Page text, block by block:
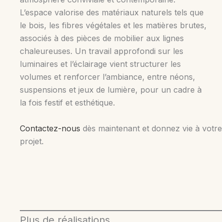
L’espace valorise des matériaux naturels tels que
le bois, les fibres végétales et les matières brutes,
associés à des pièces de mobilier aux lignes
chaleureuses. Un travail approfondi sur les
luminaires et l’éclairage vient structurer les
volumes et renforcer l’ambiance, entre néons,
suspensions et jeux de lumière, pour un cadre à
la fois festif et esthétique.
Contactez-nous dès maintenant et donnez vie à votre
projet.